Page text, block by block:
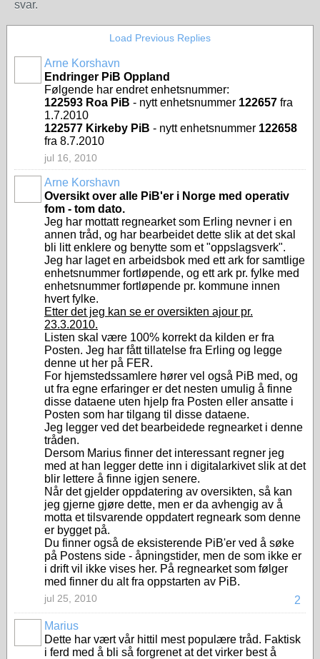
svar.
Load Previous Replies
Arne Korshavn
Endringer PiB Oppland
Følgende har endret enhetsnummer:
122593 Roa PiB - nytt enhetsnummer 122657 fra
1.7.2010
122577 Kirkeby PiB - nytt enhetsnummer 122658
fra 8.7.2010
jul 16, 2010
Arne Korshavn
Oversikt over alle PiB'er i Norge med operativ
fom - tom dato.
Jeg har mottatt regnearket som Erling nevner i en
annen tråd, og har bearbeidet dette slik at det skal
bli litt enklere og benytte som et "oppslagsverk".
Jeg har laget en arbeidsbok med ett ark for samtlige
enhetsnummer fortløpende, og ett ark pr. fylke med
enhetsnummer fortløpende pr. kommune innen
hvert fylke.
Etter det jeg kan se er oversikten ajour pr.
23.3.2010.
Listen skal være 100% korrekt da kilden er fra
Posten. Jeg har fått tillatelse fra Erling og legge
denne ut her på FER.
For hjemstedssamlere hører vel også PiB med, og
ut fra egne erfaringer er det nesten umulig å finne
disse dataene uten hjelp fra Posten eller ansatte i
Posten som har tilgang til disse dataene.
Jeg legger ved det bearbeidede regnearket i denne
tråden.
Dersom Marius finner det interessant regner jeg
med at han legger dette inn i digitalarkivet slik at det
blir lettere å finne igjen senere.
Når det gjelder oppdatering av oversikten, så kan
jeg gjerne gjøre dette, men er da avhengig av å
motta et tilsvarende oppdatert regneark som denne
er bygget på.
Du finner også de eksisterende PiB'er ved å søke
på Postens side - åpningstider, men de som ikke er
i drift vil ikke vises her. På regnearket som følger
med finner du alt fra oppstarten av PiB.
2
jul 25, 2010
Marius
Dette har vært vår hittil mest populære tråd. Faktisk
i ferd med å bli så forgrenet at det virker best å